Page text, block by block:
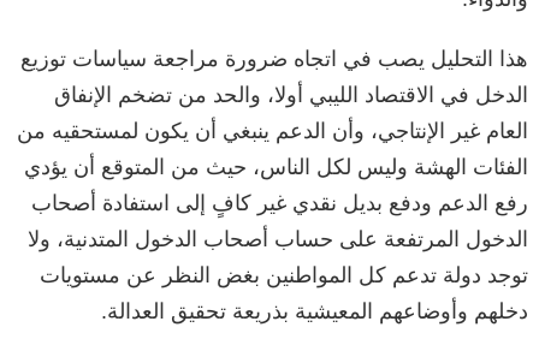
هذا التحليل يصب في اتجاه ضرورة مراجعة سياسات توزيع
الدخل في الاقتصاد الليبي أولا، والحد من تضخم الإنفاق
العام غير الإنتاجي، وأن الدعم ينبغي أن يكون لمستحقيه من
الفئات الهشة وليس لكل الناس، حيث من المتوقع أن يؤدي
رفع الدعم ودفع بديل نقدي غير كافٍ إلى استفادة أصحاب
الدخول المرتفعة على حساب أصحاب الدخول المتدنية، ولا
توجد دولة تدعم كل المواطنين بغض النظر عن مستويات
دخلهم وأوضاعهم المعيشية بذريعة تحقيق العدالة.